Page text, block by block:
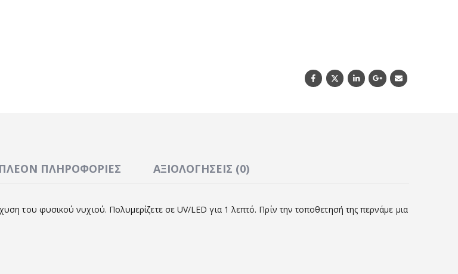
ΠΛΗΡΟΦΟΡΊΕΣ ΑΞΙΟΛΟΓΉΣΕΙΣ (0)
του φυσικού νυχιού. Πολυμερίζετε σε UV/LED για 1 λεπτό. Πρίν την τοποθετησή της περνάμε μια